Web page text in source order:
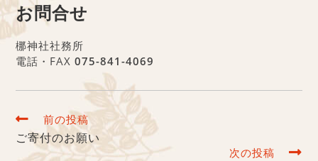
お問合せ
梛神社社務所
電話・FAX075-841-4069
前の投稿
ご寄付のお願い
次の投稿